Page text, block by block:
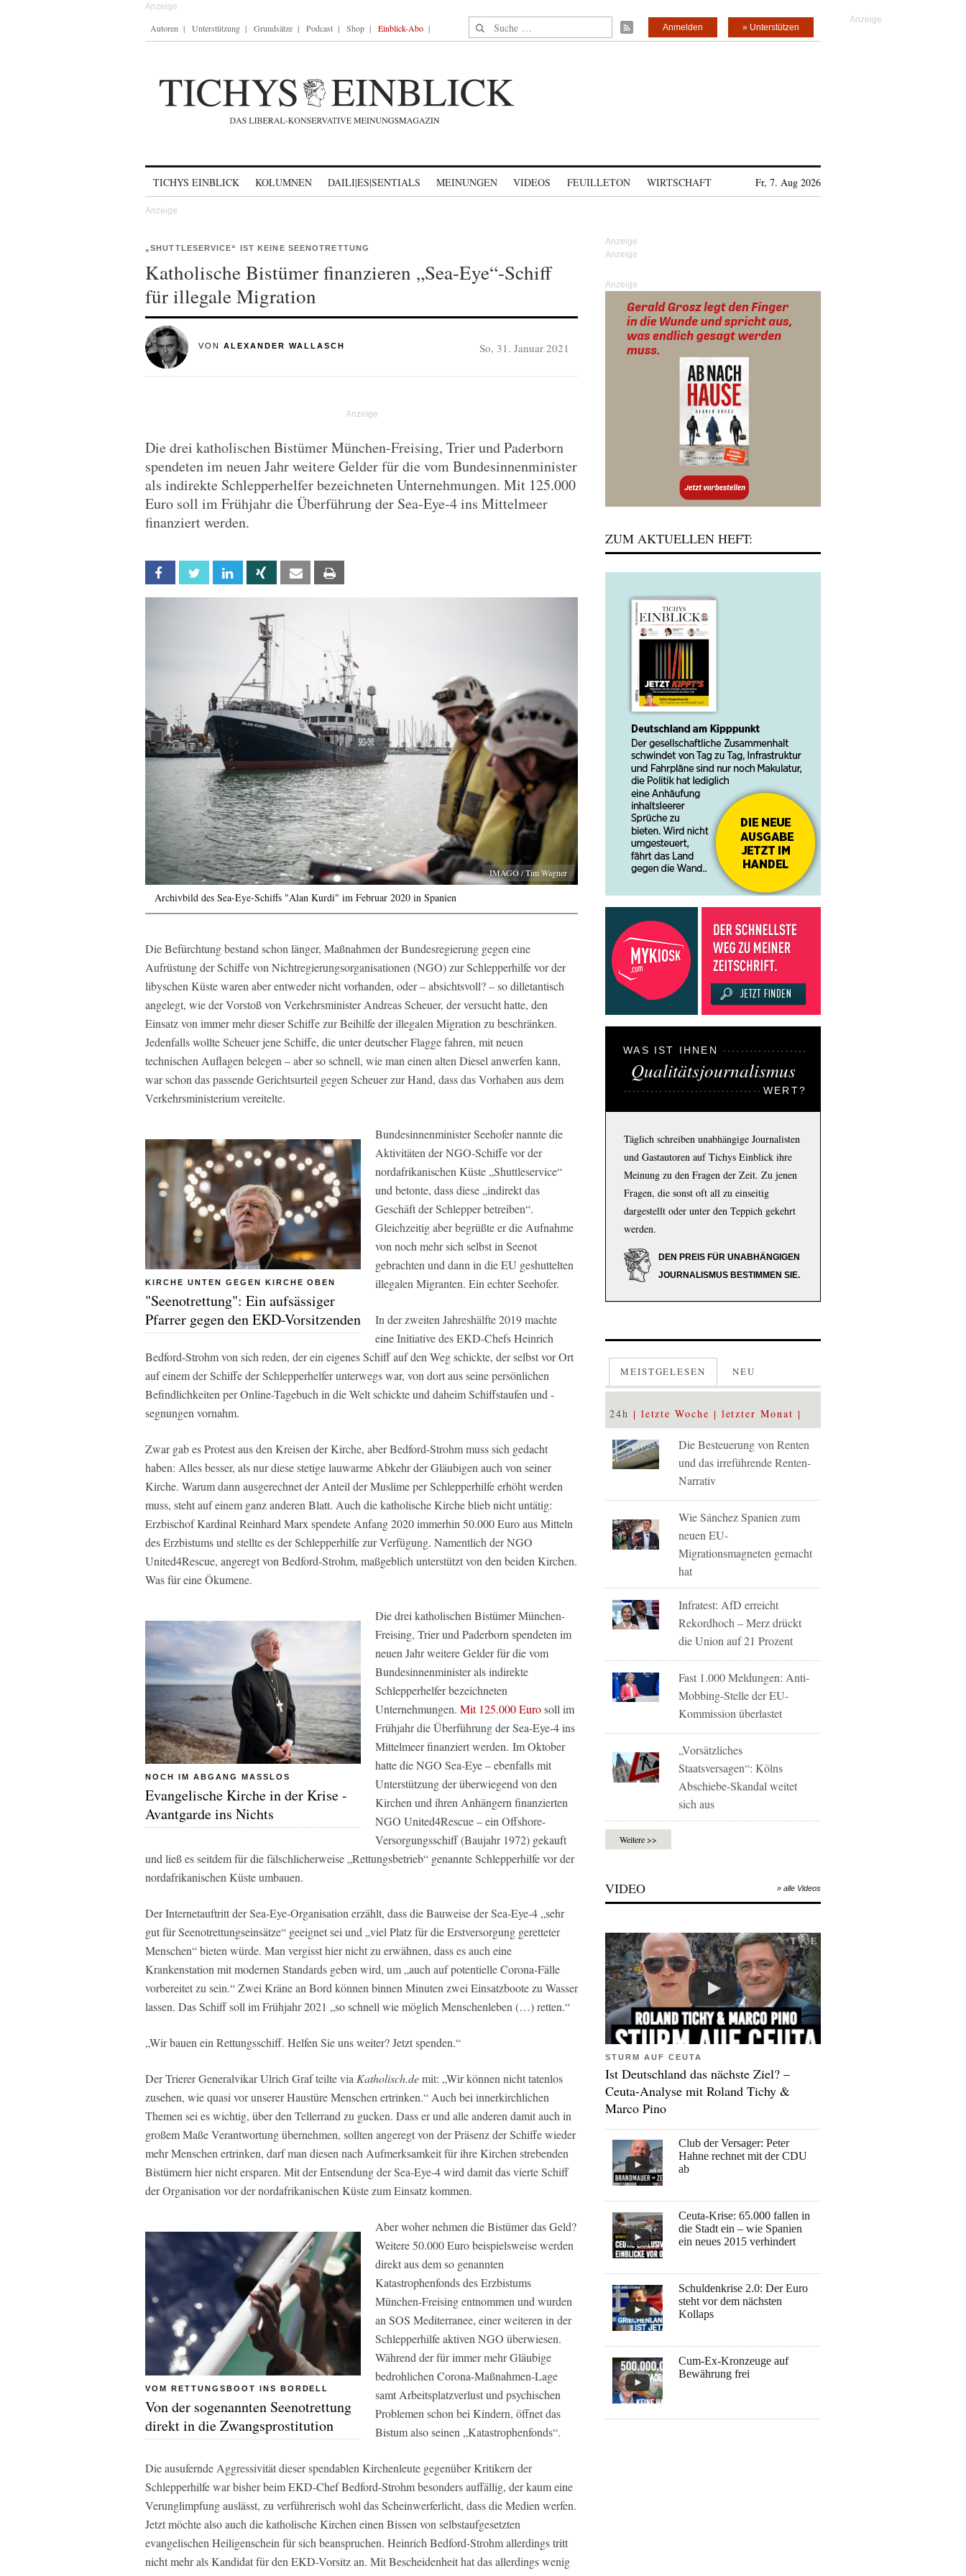
Autoren Unterstützung Grundsätze Podcast Shop Einblick-Abo Suche nach: » Unterstützen
Anmelden
TICHYS EINBLICK KOLUMNEN DAILI|ES|SENTIALS MEINUNGEN VIDEOS FEUILLETON WIRTSCHAFT Fr, 7. Aug 2026
„SHUTTLESERVICE“ IST KEINE SEENOTRETTUNG
Katholische Bistümer finanzieren „Sea-Eye“-Schiff
für illegale Migration
VON ALEXANDER WALLASCH So, 31. Januar 2021
Die drei katholischen Bistümer München-Freising, Trier und Paderborn
spendeten im neuen Jahr weitere Gelder für die vom Bundesinnenminister
als indirekte Schlepperhelfer bezeichneten Unternehmungen. Mit 125.000
Euro soll im Frühjahr die Überführung der Sea-Eye-4 ins Mittelmeer
finanziert werden.
Facebook Twitter Linkedin Xing Email
IMAGO / Tim Wagner
Archivbild des Sea-Eye-Schiffs "Alan Kurdi" im Februar 2020 in Spanien
Die Befürchtung bestand schon länger, Maßnahmen der Bundesregierung gegen eine
Aufrüstung der Schiffe von Nichtregierungsorganisationen (NGO) zur Schlepperhilfe vor der
libyschen Küste waren aber entweder nicht vorhanden, oder – absichtsvoll? – so dilletantisch
angelegt, wie der Vorstoß von Verkehrsminister Andreas Scheuer, der versucht hatte, den
Einsatz von immer mehr dieser Schiffe zur Beihilfe der illegalen Migration zu beschränken.
Jedenfalls wollte Scheuer jene Schiffe, die unter deutscher Flagge fahren, mit neuen
technischen Auflagen belegen – aber so schnell, wie man einen alten Diesel anwerfen kann,
war schon das passende Gerichtsurteil gegen Scheuer zur Hand, dass das Vorhaben aus dem
Verkehrsministerium vereitelte.
KIRCHE UNTEN GEGEN KIRCHE OBEN
"Seenotrettung": Ein aufsässiger
Pfarrer gegen den EKD-Vorsitzenden
Bundesinnenminister Seehofer nannte die
Aktivitäten der NGO-Schiffe vor der
nordafrikanischen Küste „Shuttleservice“
und betonte, dass diese „indirekt das
Geschäft der Schlepper betreiben“.
Gleichzeitig aber begrüßte er die Aufnahme
von noch mehr sich selbst in Seenot
gebrachten und dann in die EU geshuttelten
illegalen Migranten. Ein echter Seehofer.
In der zweiten Jahreshälfte 2019 machte
eine Initiative des EKD-Chefs Heinrich
Bedford-Strohm von sich reden, der ein eigenes Schiff auf den Weg schickte, der selbst vor Ort
auf einem der Schiffe der Schlepperhelfer unterwegs war, von dort aus seine persönlichen
Befindlichkeiten per Online-Tagebuch in die Welt schickte und daheim Schiffstaufen und -
segnungen vornahm.
Zwar gab es Protest aus den Kreisen der Kirche, aber Bedford-Strohm muss sich gedacht
haben: Alles besser, als nur diese stetige lauwarme Abkehr der Gläubigen auch von seiner
Kirche. Warum dann ausgerechnet der Anteil der Muslime per Schlepperhilfe erhöht werden
muss, steht auf einem ganz anderen Blatt. Auch die katholische Kirche blieb nicht untätig:
Erzbischof Kardinal Reinhard Marx spendete Anfang 2020 immerhin 50.000 Euro aus Mitteln
des Erzbistums und stellte es der Schlepperhilfe zur Verfügung. Namentlich der NGO
United4Rescue, angeregt von Bedford-Strohm, maßgeblich unterstützt von den beiden Kirchen.
Was für eine Ökumene.
NOCH IM ABGANG MASSLOS
Evangelische Kirche in der Krise -
Avantgarde ins Nichts
Die drei katholischen Bistümer München-
Freising, Trier und Paderborn spendeten im
neuen Jahr weitere Gelder für die vom
Bundesinnenminister als indirekte
Schlepperhelfer bezeichneten
Unternehmungen. Mit 125.000 Eurosoll im
Frühjahr die Überführung der Sea-Eye-4 ins
Mittelmeer finanziert werden. Im Oktober
hatte die NGO Sea-Eye – ebenfalls mit
Unterstützung der überwiegend von den
Kirchen und ihren Anhängern finanzierten
NGO United4Rescue – ­ein Offshore-
Versorgungsschiff (Baujahr 1972) gekauft
und ließ es seitdem für die fälschlicherweise „Rettungsbetrieb“ genannte Schlepperhilfe vor der
nordafrikanischen Küste umbauen.
Der Internetauftritt der Sea-Eye-Organisation erzählt, dass die Bauweise der Sea-Eye-4 „sehr
gut für Seenotrettungseinsätze“ geeignet sei und „viel Platz für die Erstversorgung geretteter
Menschen“ bieten würde. Man vergisst hier nicht zu erwähnen, dass es auch eine
Krankenstation mit modernen Standards geben wird, um „auch auf potentielle Corona-Fälle
vorbereitet zu sein.“ Zwei Kräne an Bord können binnen Minuten zwei Einsatzboote zu Wasser
lassen. Das Schiff soll im Frühjahr 2021 „so schnell wie möglich Menschenleben (…) retten.“
„Wir bauen ein Rettungsschiff. Helfen Sie uns weiter? Jetzt spenden.“
Der Trierer Generalvikar Ulrich Graf teilte via Katholisch.demit: „Wir können nicht tatenlos
zusehen, wie quasi vor unserer Haustüre Menschen ertrinken.“ Auch bei innerkirchlichen
Themen sei es wichtig, über den Tellerrand zu gucken. Dass er und alle anderen damit auch in
großem Maße Verantwortung übernehmen, sollten angeregt von der Präsenz der Schiffe wieder
mehr Menschen ertrinken, darf man diesen nach Aufmerksamkeit für ihre Kirchen strebenden
Bistümern hier nicht ersparen. Mit der Entsendung der Sea-Eye-4 wird damit das vierte Schiff
der Organisation vor der nordafrikanischen Küste zum Einsatz kommen.
VOM RETTUNGSBOOT INS BORDELL
Von der sogenannten Seenotrettung
direkt in die Zwangsprostitution
Aber woher nehmen die Bistümer das Geld?
Weitere 50.000 Euro beispielsweise werden
direkt aus dem so genannten
Katastrophenfonds des Erzbistums
München-Freising entnommen und wurden
an SOS Mediterranee, einer weiteren in der
Schlepperhilfe aktiven NGO überwiesen.
Während der für immer mehr Gläubige
bedrohlichen Corona-Maßnahmen-Lage
samt Arbeitsplatzverlust und psychischen
Problemen schon bei Kindern, öffnet das
Bistum also seinen „Katastrophenfonds“.
Die ausufernde Aggressivität dieser spendablen Kirchenleute gegenüber Kritikern der
Schlepperhilfe war bisher beim EKD-Chef Bedford-Strohm besonders auffällig, der kaum eine
Verunglimpfung auslässt, zu verführerisch wohl das Scheinwerferlicht, dass die Medien werfen.
Jetzt möchte also auch die katholische Kirchen einen Bissen von selbstaufgesetzten
evangelischen Heiligenschein für sich beanspruchen. Heinrich Bedford-Strohm allerdings tritt
nicht mehr als Kandidat für den EKD-Vorsitz an. Mit Bescheidenheit hat das allerdings wenig
Anzeige
ZUM AKTUELLEN HEFT:
WAS IST IHNEN
Qualitätsjournalismus
WERT?
Täglich schreiben unabhängige Journalisten
und Gastautoren auf Tichys Einblick ihre
Meinung zu den Fragen der Zeit. Zu jenen
Fragen, die sonst oft all zu einseitig
dargestellt oder unter den Teppich gekehrt
werden.
DEN PREIS FÜR UNABHÄNGIGEN
JOURNALISMUS BESTIMMEN SIE.
MEISTGELESEN NEU
24h letzte Woche letzter Monat
Die Besteuerung von Renten
und das irreführende Renten-
Narrativ
Wie Sánchez Spanien zum
neuen EU-
Migrationsmagneten gemacht
hat
Infratest: AfD erreicht
Rekordhoch – Merz drückt
die Union auf 21 Prozent
Fast 1.000 Meldungen: Anti-
Mobbing-Stelle der EU-
Kommission überlastet
„Vorsätzliches
Staatsversagen“: Kölns
Abschiebe-Skandal weitet
sich aus
Weitere >>
VIDEO » alle Videos
STURM AUF CEUTA
Ist Deutschland das nächste Ziel? –
Ceuta-Analyse mit Roland Tichy &
Marco Pino
Club der Versager: Peter
Hahne rechnet mit der CDU
ab
Ceuta-Krise: 65.000 fallen in
die Stadt ein – wie Spanien
ein neues 2015 verhindert
Schuldenkrise 2.0: Der Euro
steht vor dem nächsten
Kollaps
Cum-Ex-Kronzeuge auf
Bewährung frei